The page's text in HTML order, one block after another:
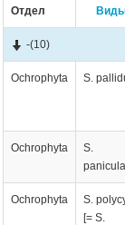
Отдел
-(10)
Ochrophyta S.
Ochrophyta
S.
Ochrophyta
S.
[= S.